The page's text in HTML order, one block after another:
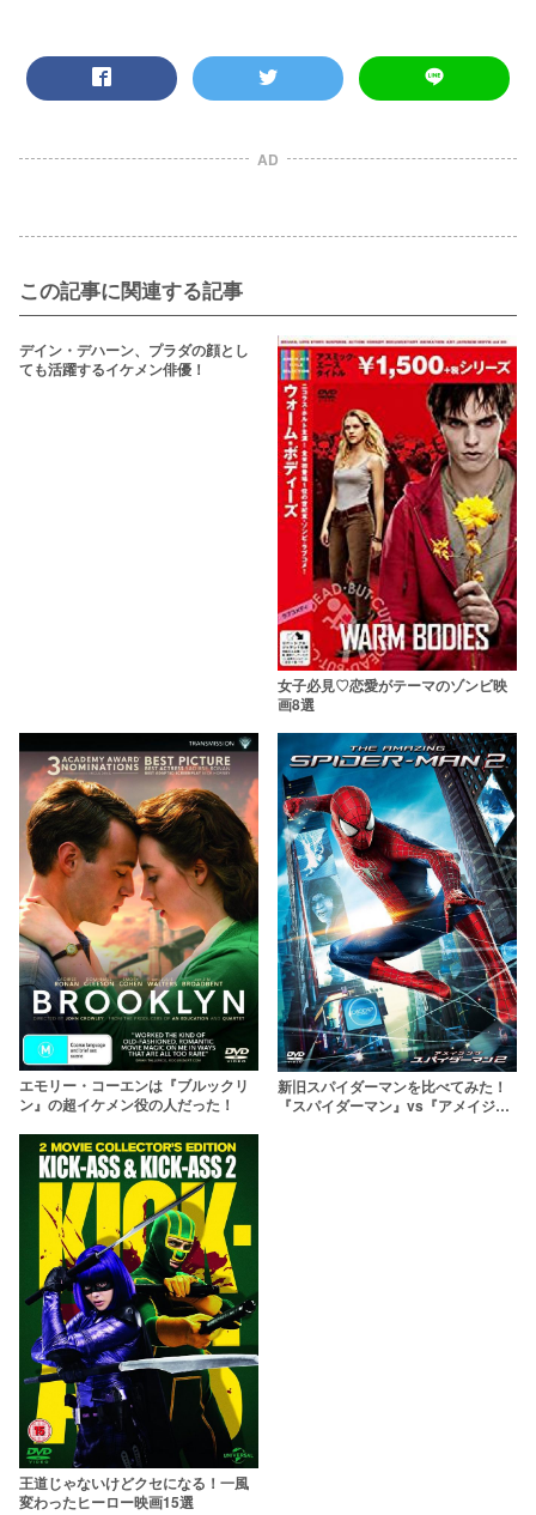
AD
この記事に関連する記事
デイン・デハーン、プラダの顔とし
ても活躍するイケメン俳優！
女子必見♡恋愛がテーマのゾンビ映
画8選
エモリー・コーエンは『ブルックリ
ン』の超イケメン役の人だった！
新旧スパイダーマンを比べてみた！
『スパイダーマン』vs『アメイジン
王道じゃないけどクセになる！一風
変わったヒーロー映画15選